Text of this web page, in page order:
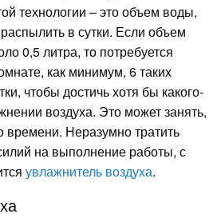
технологии – это объем воды,
в сутки. Если объем
0,5 литра, то потребуется
как минимум, 6 таких
чтобы достичь хотя бы какого-
воздуха. Это может занять,
времени. Неразумно тратить
на выполнение работы, с
увлажнитель воздуха.